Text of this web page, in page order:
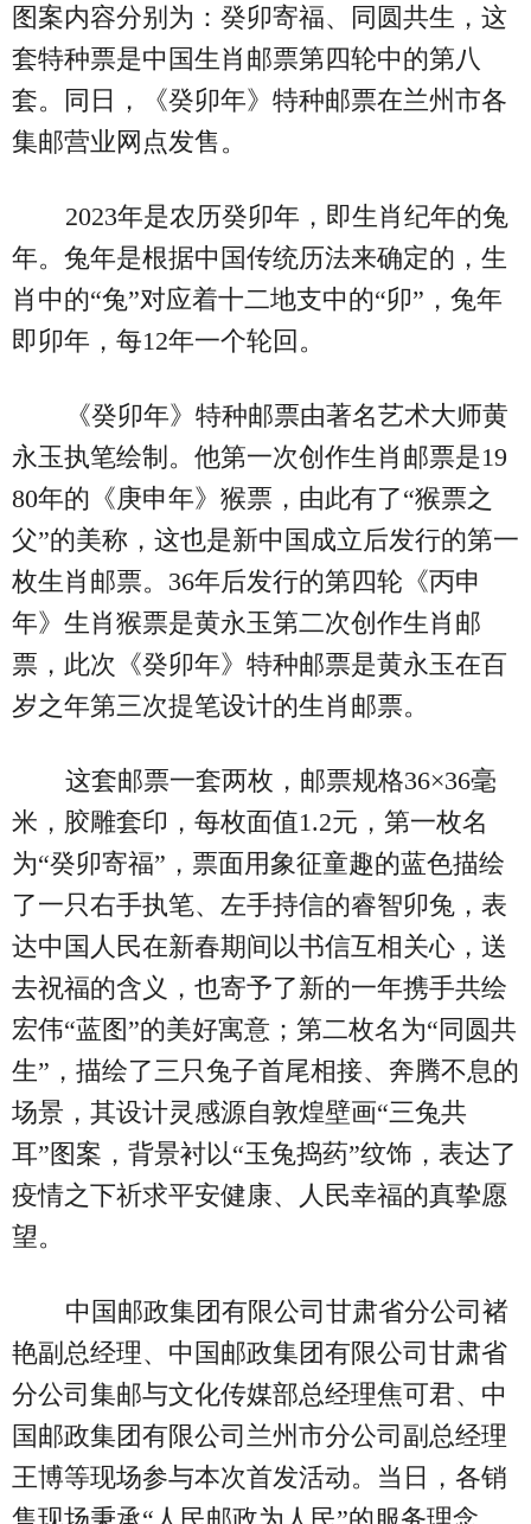
图案内容分别为：癸卯寄福、同圆共生，这
套特种票是中国生肖邮票第四轮中的第八
套。同日，《癸卯年》特种邮票在兰州市各
集邮营业网点发售。
2023年是农历癸卯年，即生肖纪年的兔
年。兔年是根据中国传统历法来确定的，生
肖中的“兔”对应着十二地支中的“卯”，兔年
即卯年，每12年一个轮回。
《癸卯年》特种邮票由著名艺术大师黄
永玉执笔绘制。他第一次创作生肖邮票是19
80年的《庚申年》猴票，由此有了“猴票之
父”的美称，这也是新中国成立后发行的第一
枚生肖邮票。36年后发行的第四轮《丙申
年》生肖猴票是黄永玉第二次创作生肖邮
票，此次《癸卯年》特种邮票是黄永玉在百
岁之年第三次提笔设计的生肖邮票。
这套邮票一套两枚，邮票规格36×36毫
米，胶雕套印，每枚面值1.2元，第一枚名
为“癸卯寄福”，票面用象征童趣的蓝色描绘
了一只右手执笔、左手持信的睿智卯兔，表
达中国人民在新春期间以书信互相关心，送
去祝福的含义，也寄予了新的一年携手共绘
宏伟“蓝图”的美好寓意；第二枚名为“同圆共
生”，描绘了三只兔子首尾相接、奔腾不息的
场景，其设计灵感源自敦煌壁画“三兔共
耳”图案，背景衬以“玉兔捣药”纹饰，表达了
疫情之下祈求平安健康、人民幸福的真挚愿
望。
中国邮政集团有限公司甘肃省分公司褚
艳副总经理、中国邮政集团有限公司甘肃省
分公司集邮与文化传媒部总经理焦可君、中
国邮政集团有限公司兰州市分公司副总经理
王博等现场参与本次首发活动。当日，各销